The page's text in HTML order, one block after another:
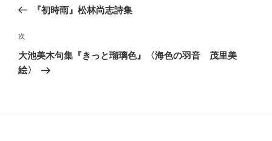
ビ
ゲ
ー
の
稿
『初時雨』松林尚志詩集
次
の
投
次
大池美木句集『きっと瑠璃色』〈海色の羽音 茂里美
絵〉